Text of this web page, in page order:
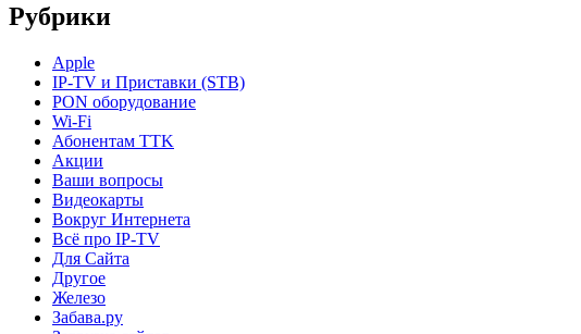
Рубрики
Apple
IP-TV и Приставки (STB)
PON оборудование
Wi-Fi
Абонентам TTK
Акции
Ваши вопросы
Видеокарты
Вокруг Интернета
Всё про IP-TV
Для Сайта
Другое
Железо
Забава.ру